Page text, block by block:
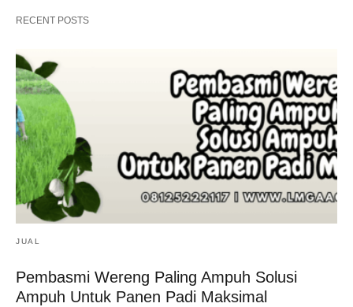
RECENT POSTS
JUAL
Pembasmi Wereng Paling Ampuh Solusi
Ampuh Untuk Panen Padi Maksimal